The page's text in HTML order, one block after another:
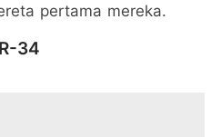
pertama mereka.
34